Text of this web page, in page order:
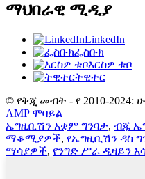
ማህበራዊ ሚዲያ
LinkedIn
ፌስቡክ
እርስዎ ቱቦ
ትዊተር
© የቅጂ መብት - የ 2010-
AMP ሞባይል
ኤግዚቢሽን አቋም ግንባታ, ብጁ
ማቆሚያዎች, የኤግዚቢሽን ዳስ
ማሳያዎች, የንግድ ሥራ ዲዛይን